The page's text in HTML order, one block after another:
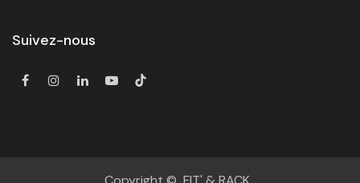
Suivez-nous